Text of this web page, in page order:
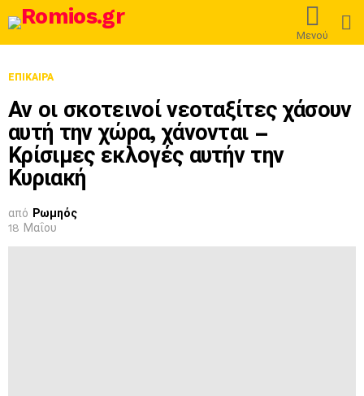
Μενού
ΕΠΊΚΑΙΡΑ
Αν οι σκοτεινοί νεοταξίτες χάσουν
αυτή την χώρα, χάνονται –
Κρίσιμες εκλογές αυτήν την
Κυριακή
από Ρωμηός
18 Μαΐου